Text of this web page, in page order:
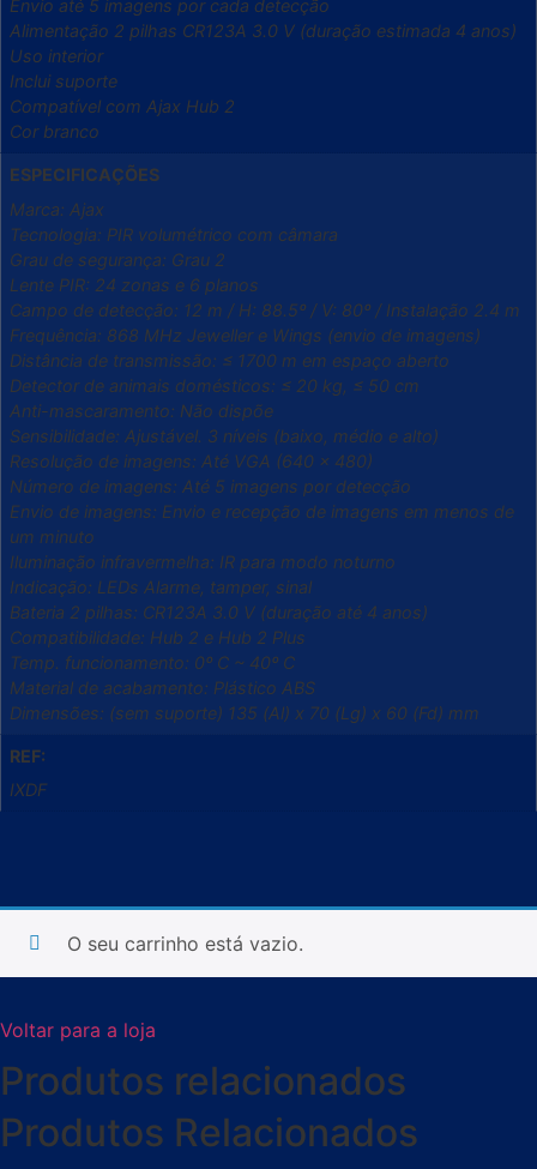
Envio até 5 imagens por cada detecção
Alimentação 2 pilhas CR123A 3.0 V (duração estimada 4 anos)
Uso interior
Inclui suporte
Compatível com Ajax Hub 2
Cor branco
ESPECIFICAÇÕES
Marca: Ajax
Tecnologia: PIR volumétrico com câmara
Grau de segurança: Grau 2
Lente PIR: 24 zonas e 6 planos
Campo de detecção: 12 m / H: 88.5º / V: 80º / Instalação 2.4 m
Frequência: 868 MHz Jeweller e Wings (envio de imagens)
Distância de transmissão: ≤ 1700 m em espaço aberto
Detector de animais domésticos: ≤ 20 kg, ≤ 50 cm
Anti-mascaramento: Não dispõe
Sensibilidade: Ajustável. 3 níveis (baixo, médio e alto)
Resolução de imagens: Até VGA (640 x 480)
Número de imagens: Até 5 imagens por detecção
Envio de imagens: Envio e recepção de imagens em menos de
um minuto
Iluminação infravermelha: IR para modo noturno
Indicação: LEDs Alarme, tamper, sinal
Bateria 2 pilhas: CR123A 3.0 V (duração até 4 anos)
Compatibilidade: Hub 2 e Hub 2 Plus
Temp. funcionamento: 0º C ~ 40º C
Material de acabamento: Plástico ABS
Dimensões: (sem suporte) 135 (Al) x 70 (Lg) x 60 (Fd) mm
REF:
IXDF
O seu carrinho está vazio.
Voltar para a loja
Produtos relacionados
Produtos Relacionados